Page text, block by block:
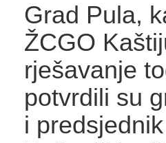
Grad Pula,
ŽCGO
rješavanje
potvrdili su
i